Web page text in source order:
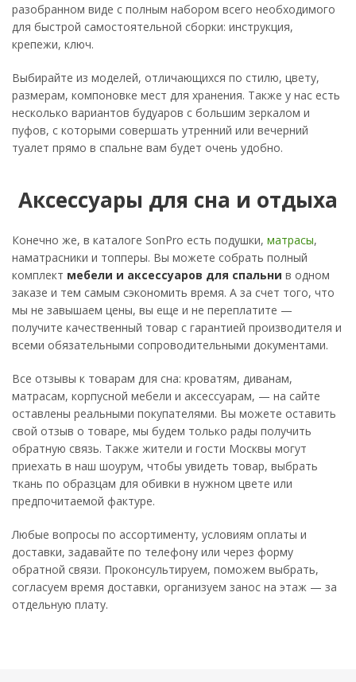
разобранном виде с полным набором всего необходимого
для быстрой самостоятельной сборки: инструкция,
крепежи, ключ.
Выбирайте из моделей, отличающихся по стилю, цвету,
размерам, компоновке мест для хранения. Также у нас есть
несколько вариантов будуаров с большим зеркалом и
пуфов, с которыми совершать утренний или вечерний
туалет прямо в спальне вам будет очень удобно.
Аксессуары для сна и отдыха
Конечно же, в каталоге SonPro есть подушки, матрасы,
наматрасники и топперы. Вы можете собрать полный
комплект мебели и аксессуаров для спальни в одном
заказе и тем самым сэкономить время. А за счет того, что
мы не завышаем цены, вы еще и не переплатите —
получите качественный товар с гарантией производителя и
всеми обязательными сопроводительными документами.
Все отзывы к товарам для сна: кроватям, диванам,
матрасам, корпусной мебели и аксессуарам, — на сайте
оставлены реальными покупателями. Вы можете оставить
свой отзыв о товаре, мы будем только рады получить
обратную связь. Также жители и гости Москвы могут
приехать в наш шоурум, чтобы увидеть товар, выбрать
ткань по образцам для обивки в нужном цвете или
предпочитаемой фактуре.
Любые вопросы по ассортименту, условиям оплаты и
доставки, задавайте по телефону или через форму
обратной связи. Проконсультируем, поможем выбрать,
согласуем время доставки, организуем занос на этаж — за
отдельную плату.